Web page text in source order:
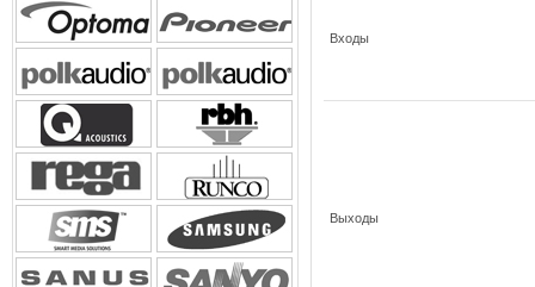
Входы
Выходы